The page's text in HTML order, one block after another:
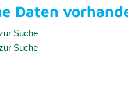
Daten
Suche
Suche